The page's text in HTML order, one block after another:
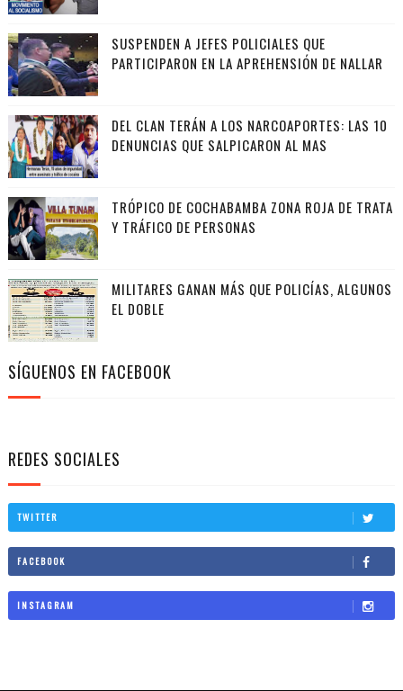
SUSPENDEN A JEFES POLICIALES QUE
PARTICIPARON EN LA APREHENSIÓN DE NALLAR
DEL CLAN TERÁN A LOS NARCOAPORTES: LAS 10
DENUNCIAS QUE SALPICARON AL MAS
TRÓPICO DE COCHABAMBA ZONA ROJA DE TRATA
Y TRÁFICO DE PERSONAS
MILITARES GANAN MÁS QUE POLICÍAS, ALGUNOS
EL DOBLE
SÍGUENOS EN FACEBOOK
REDES SOCIALES
TWITTER
FACEBOOK
INSTAGRAM